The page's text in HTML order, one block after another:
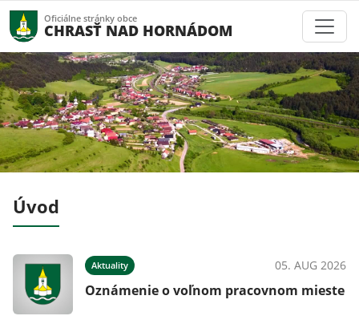
Oficiálne stránky obce
CHRASŤ NAD HORNÁDOM
Úvod
Aktuality 05. AUG 2026
Oznámenie o voľnom pracovnom mieste